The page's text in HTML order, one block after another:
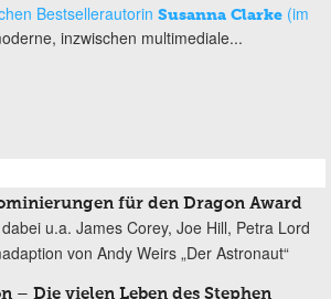
Bestsellerautorin Susanna Clarke (im
inzwischen multimediale...
für den Dragon Award
u.a. James Corey, Joe Hill, Petra Lord
von Andy Weirs „Der Astronaut“
– Die vielen Leben des Stephen